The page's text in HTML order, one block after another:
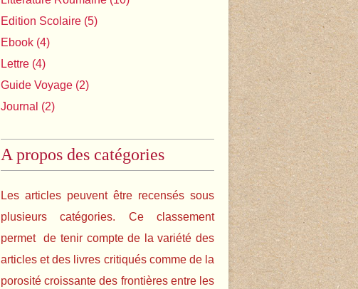
Edition Scolaire (5)
Ebook (4)
Lettre (4)
Guide Voyage (2)
Journal (2)
A propos des catégories
Les articles peuvent être recensés sous
plusieurs catégories. Ce classement
permet de tenir compte de la variété des
articles et des livres critiqués comme de la
porosité croissante des frontières entre les